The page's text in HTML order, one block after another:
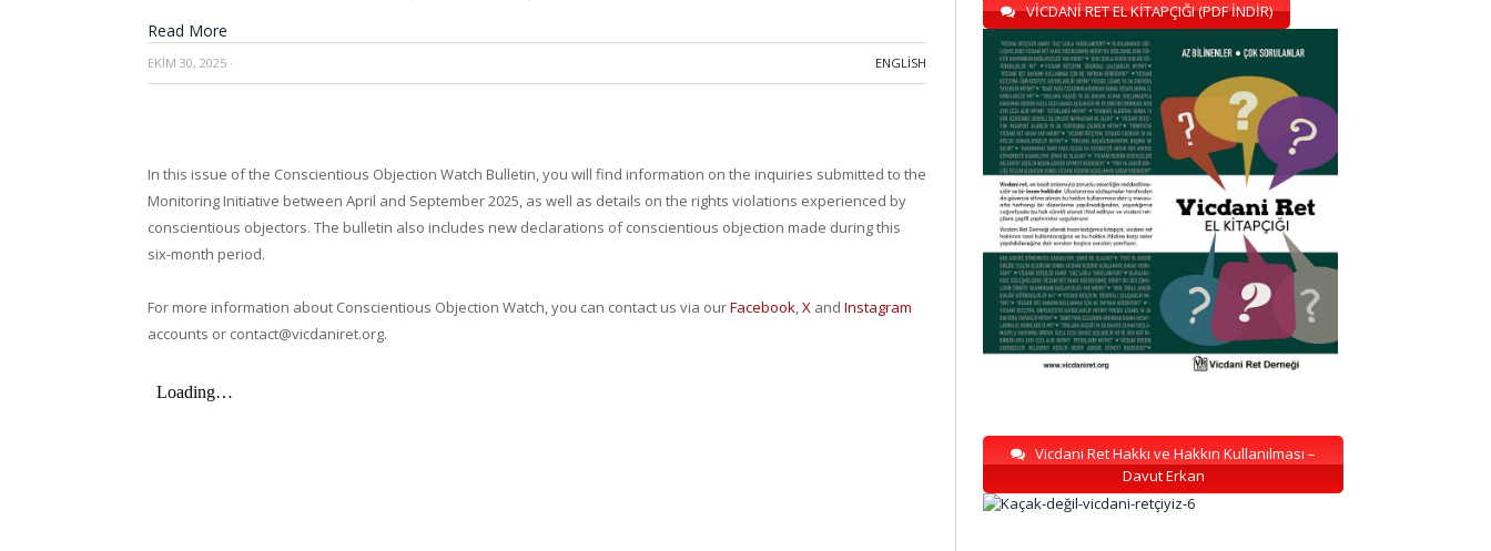
Read More
EKIM 30, 2025 · ENGLISH
In this issue of the Conscientious Objection Watch Bulletin, you will find information on the inquiries submitted to the
Monitoring Initiative between April and September 2025, as well as details on the rights violations experienced by
conscientious objectors. The bulletin also includes new declarations of conscientious objection made during this
six-month period.
For more information about Conscientious Objection Watch, you can contact us via ourFacebook,X and Instagram
accounts or contact@vicdaniret.org.
VİCDANİ RET EL KİTAPÇIĞI (PDF İNDİR)
Vicdani Ret Hakkı ve Hakkın Kullanılması –
Davut Erkan